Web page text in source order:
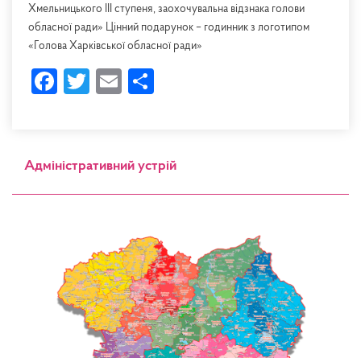
Хмельницького ІІІ ступеня, заохочувальна відзнака голови
обласної ради» Цінний подарунок – годинник з логотипом
«Голова Харківської обласної ради»
Facebook
Twitter
Email
Адміністративний устрій